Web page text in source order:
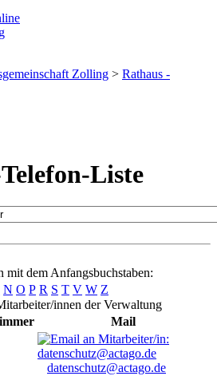
Zolling > Rathaus -
Liste
mit dem Anfangsbuchstaben:
N O P R S T V W Z
innen der Verwaltung
Mail
datenschutz@actago.de